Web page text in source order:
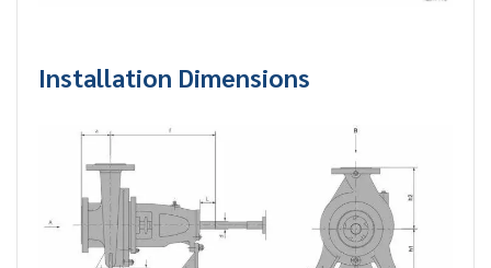
Installation Dimensions